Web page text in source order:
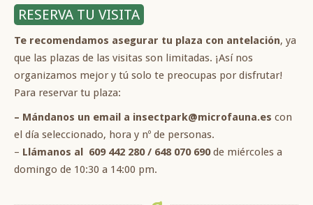
RESERVA TU VISITA
Te recomendamos asegurar tu plaza con antelación, ya
que las plazas de las visitas son limitadas. ¡Así nos
organizamos mejor y tú solo te preocupas por disfrutar!
Para reservar tu plaza:
– Mándanos un email a insectpark@microfauna.es con
el día seleccionado, hora y nº de personas.
– Llámanos al 609 442 280 / 648 070 690de miércoles a
domingo de 10:30 a 14:00 pm.